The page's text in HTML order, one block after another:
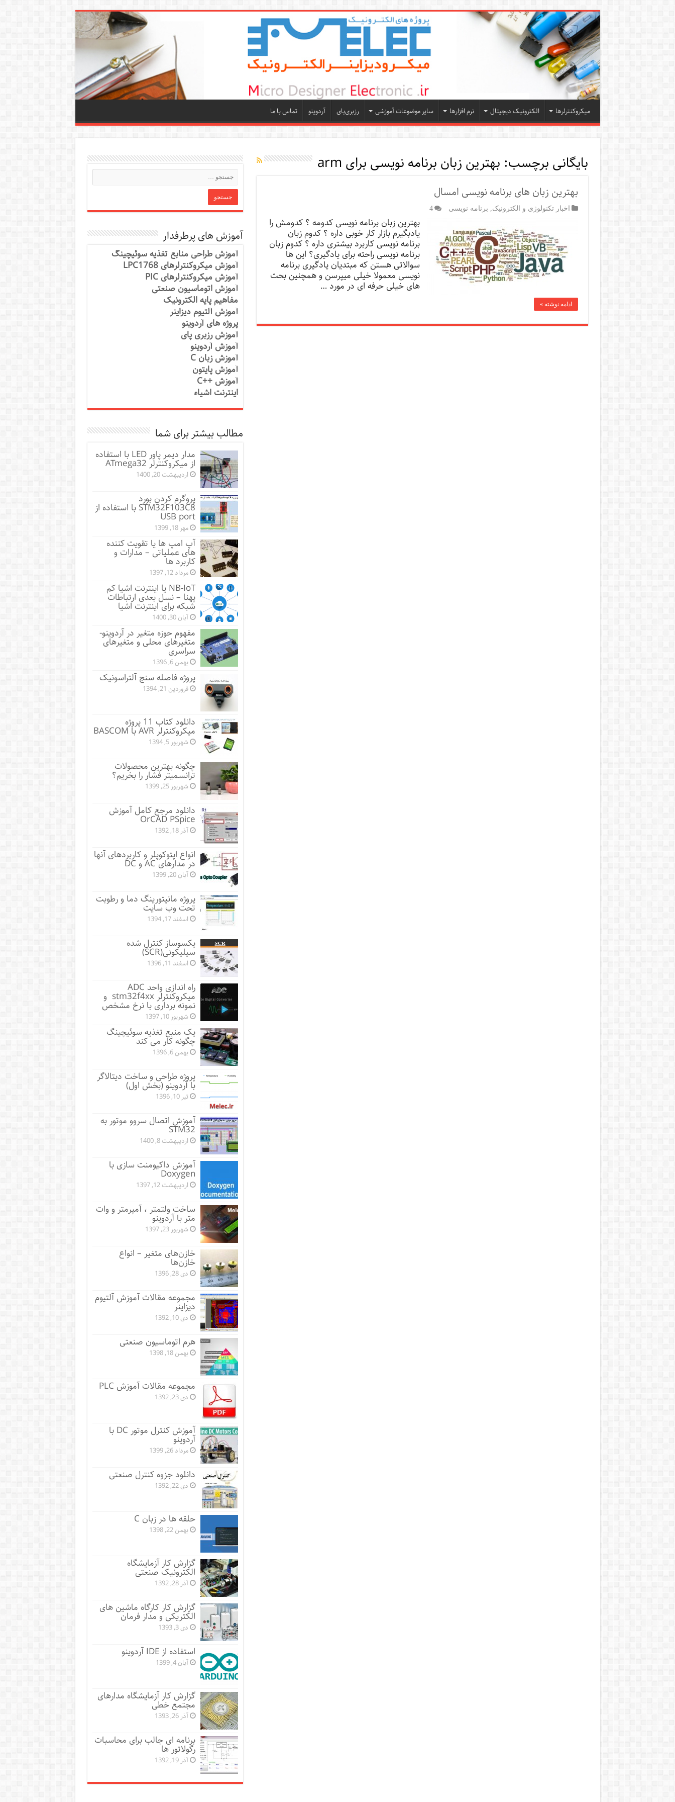
میکروکنترلرها الکترونیک دیجیتال نرم افزارها سایر موضوعات آموزشی رزبری‌پای آردوینو تماس با ما
بایگانی برچسب: بهترین زبان برنامه نویسی برای arm
بهترین زبان های برنامه نویسی امسال
اخبار تکنولوژی و الکترونیک برنامه نویسی 4
بهترین زبان برنامه نویسی کدومه ؟ کدومش را
یادبگیرم بازار کار خوبی داره ؟ کدوم زبان
برنامه نویسی کاربرد بیشتری داره ؟ کدوم زبان
برنامه نویسی راحته برای یادگیری؟ این ها
سوالاتی هستن که مبتدیان یادگیری برنامه
نویسی معمولا خیلی میپرسن و همچنین بحث
های خیلی حرفه ای در مورد …
ادامه نوشته »
آموزش های پرطرفدار
آموزش طراحی منابع تغذیه سوئیچینگ
آموزش میکروکنترلرهای LPC1768
آموزش میکروکنترلرهای PIC
آموزش اتوماسیون صنعتی
مفاهیم پایه الکترونیک
آموزش آلتیوم دیزاینر
پروژه های آردوینو
آموزش رزبری پای
آموزش آردوینو
آموزش زبان C
آموزش پایتون
آموزش ++C
اینترنت اشیاء
مطالب بیشتر برای شما
مدار دیمر پاور LED با استفاده
از میکروکنترلر ATmega32
اردیبهشت 20, 1400
پروگرم کردن بورد
STM32F103C8 با استفاده از
USB port
مهر 18, 1399
آپ امپ ها یا تقویت کننده
های عملیاتی – مدارات و
کاربرد ها
مرداد 12, 1397
NB-IoT یا اینترنت اشیا کم
پهنا – نسل بعدی ارتباطات
شبکه برای اینترنت اشیا
آبان 30, 1400
مفهوم حوزه متغیر در آردوینو-
متغیرهای محلی و متغیرهای
سراسری
بهمن 6, 1396
پروژه فاصله سنج آلتراسونیک
فروردین 21, 1394
دانلود کتاب 11 پروژه
میکروکنترلر AVR با BASCOM
شهریور 5, 1394
چگونه بهترین محصولات
ترانسمیتر فشار را بخریم؟
شهریور 25, 1399
دانلود مرجع کامل آموزش
OrCAD PSpice
آذر 18, 1392
انواع اپتوکوپلر و کاربردهای آنها
در مدارهای AC و DC
آبان 20, 1399
پروژه مانيتورينگ دما و رطوبت
تحت وب سایت
اسفند 17, 1394
یکسوساز کنترل شده
سیلیکونی(SCR)
اسفند 11, 1396
راه اندازی واحد ADC
میکروکنترلر stm32f4xx و
نمونه برداری با نرخ مشخص
شهریور 10, 1397
یک منبع تغذیه سوئیچینگ
چگونه کار می کند
بهمن 6, 1396
پروژه طراحی و ساخت دیتالاگر
با آردوینو (بخش اول)
تیر 10, 1396
آموزش اتصال سروو موتور به
STM32
اردیبهشت 8, 1400
آموزش داکیومنت سازی با
Doxygen
اردیبهشت 12, 1397
ساخت ولتمتر ، آمپرمتر و وات
متر با آردوینو
شهریور 23, 1397
خازن‌های متغیر – انواع
خازن‌ها
دی 28, 1396
مجموعه مقالات آموزش آلتیوم
دیزاینر
دی 10, 1392
هرم اتوماسیون صنعتی
بهمن 18, 1398
مجموعه مقالات آموزش PLC
دی 23, 1392
آموزش کنترل موتور DC با
آردوینو
مرداد 26, 1399
دانلود جزوه کنترل صنعتی
دی 22, 1392
حلقه ها در زبان C
بهمن 22, 1398
گزارش کار آزمایشگاه
الکترونیک صنعتی
آذر 28, 1392
گزارش کار کارگاه ماشین های
الکتریکی و مدار فرمان
دی 3, 1393
استفاده از IDE آردوینو
آبان 4, 1399
گزارش کار آزمایشگاه مدارهای
مجتمع خطی
آذر 26, 1393
برنامه ای جالب برای محاسبات
رگولاتور ها
آذر 19, 1392